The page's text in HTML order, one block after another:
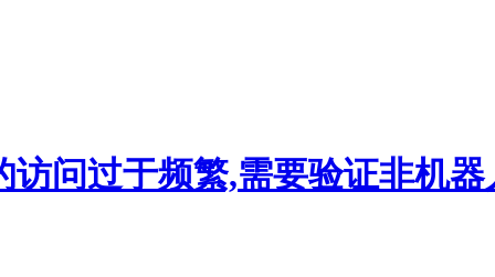
访问过于频繁,需要验证非机器